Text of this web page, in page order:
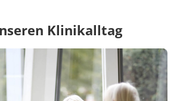
Klinikalltag